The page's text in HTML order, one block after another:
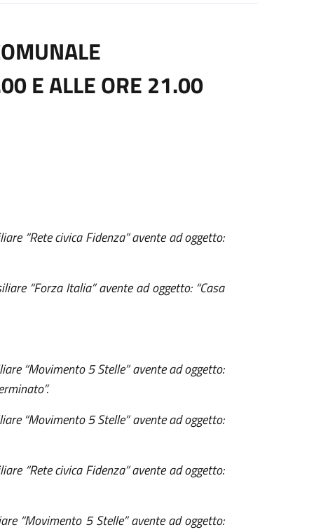
E ALLE ORE 21.00
“Rete civica Fidenza” avente ad oggetto:
“Forza Italia” avente ad oggetto: “Casa
“Movimento 5 Stelle” avente ad oggetto:
“Movimento 5 Stelle” avente ad oggetto:
“Rete civica Fidenza” avente ad oggetto:
“Movimento 5 Stelle” avente ad oggetto: